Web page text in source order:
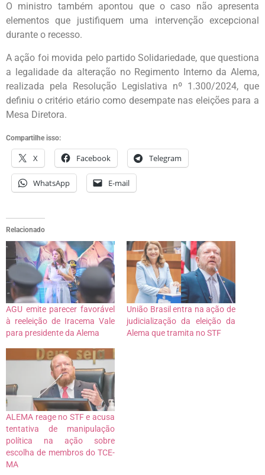
O ministro também apontou que o caso não apresenta
elementos que justifiquem uma intervenção excepcional
durante o recesso.
A ação foi movida pelo partido Solidariedade, que questiona
a legalidade da alteração no Regimento Interno da Alema,
realizada pela Resolução Legislativa nº 1.300/2024, que
definiu o critério etário como desempate nas eleições para a
Mesa Diretora.
Compartilhe isso:
X Facebook Telegram
WhatsApp E-mail
Relacionado
AGU emite parecer favorável
à reeleição de Iracema Vale
para presidente da Alema
União Brasil entra na ação de
judicialização da eleição da
Alema que tramita no STF
ALEMA reage no STF e acusa
tentativa de manipulação
política na ação sobre
escolha de membros do TCE-
MA